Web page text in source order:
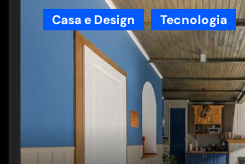
Casa e Design Tecnologia